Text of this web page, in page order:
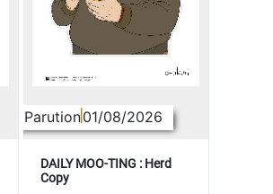
Parution01/08/2026
DAILY MOO-TING : Herd
Copy